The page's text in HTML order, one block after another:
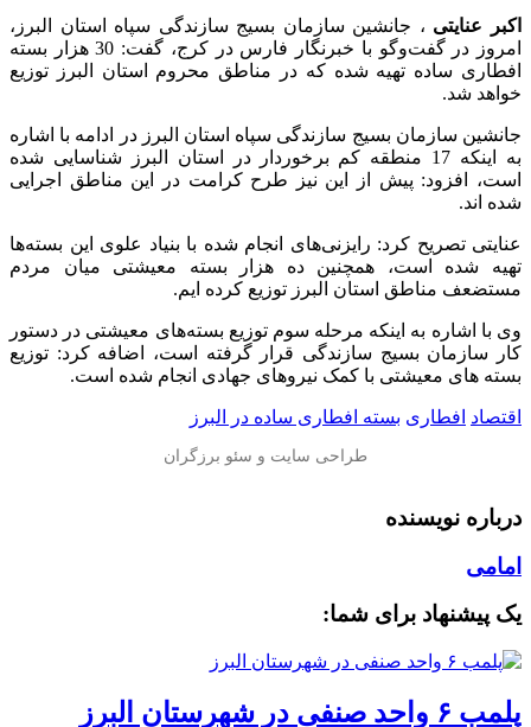
اکبر عنایتی ، جانشین سازمان بسیج سازندگی سپاه استان البرز،
امروز در گفت‌وگو با خبرنگار فارس در کرج، گفت: 30 هزار بسته
افطاری ساده تهیه شده که در مناطق محروم استان البرز توزیع
خواهد شد.
جانشین سازمان بسیج سازندگی سپاه استان البرز در ادامه با اشاره
به اینکه 17 منطقه کم برخوردار در استان البرز شناسایی شده
است، افزود: پیش از این نیز طرح کرامت در این مناطق اجرایی
شده اند.
عنایتی تصریح کرد: رایزنی‌های انجام شده با بنیاد علوی این بسته‌ها
تهیه شده است، همچنین ده هزار بسته معیشتی میان مردم
مستضعف مناطق استان البرز توزیع کرده ایم.
وی با اشاره به اینکه مرحله سوم توزیع بسته‌های معیشتی در دستور
کار سازمان بسیج سازندگی قرار گرفته است، اضافه کرد: توزیع
بسته های معیشتی با کمک نیروهای جهادی انجام شده است.
اقتصاد افطاری بسته افطاری ساده در البرز
درباره نویسنده
امامی
یک پیشنهاد برای شما:
پلمب ۶ واحد صنفی در شهرستان البرز